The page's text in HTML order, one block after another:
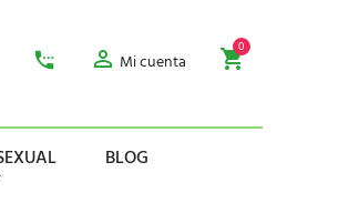
Mi cuenta
0
BLOG